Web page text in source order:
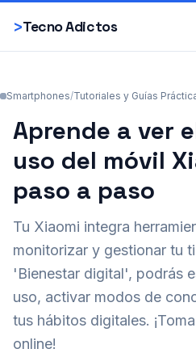
>Tecno Adictos
Smartphones
Smartphones/Tutoriales y Guías
Aprende a ver
uso del móvil
paso a paso
Tu Xiaomi integra
monitorizar y gestionar tu
'Bienestar digital', podrás
uso, activar modos de
tus hábitos digitales.
online!